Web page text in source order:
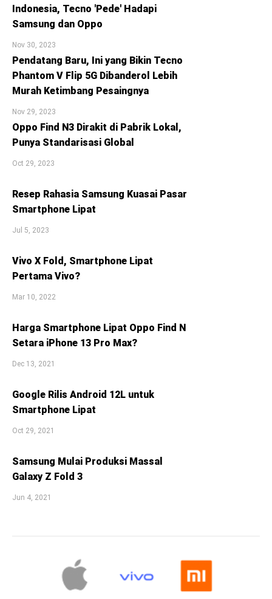
Indonesia, Tecno 'Pede' Hadapi
Samsung dan Oppo
Nov 30, 2023
Pendatang Baru, Ini yang Bikin Tecno
Phantom V Flip 5G Dibanderol Lebih
Murah Ketimbang Pesaingnya
Nov 29, 2023
Oppo Find N3 Dirakit di Pabrik Lokal,
Punya Standarisasi Global
Oct 29, 2023
Resep Rahasia Samsung Kuasai Pasar
Smartphone Lipat
Jul 5, 2023
Vivo X Fold, Smartphone Lipat
Pertama Vivo?
Mar 10, 2022
Harga Smartphone Lipat Oppo Find N
Setara iPhone 13 Pro Max?
Dec 13, 2021
Google Rilis Android 12L untuk
Smartphone Lipat
Oct 29, 2021
Samsung Mulai Produksi Massal
Galaxy Z Fold 3
Jun 4, 2021